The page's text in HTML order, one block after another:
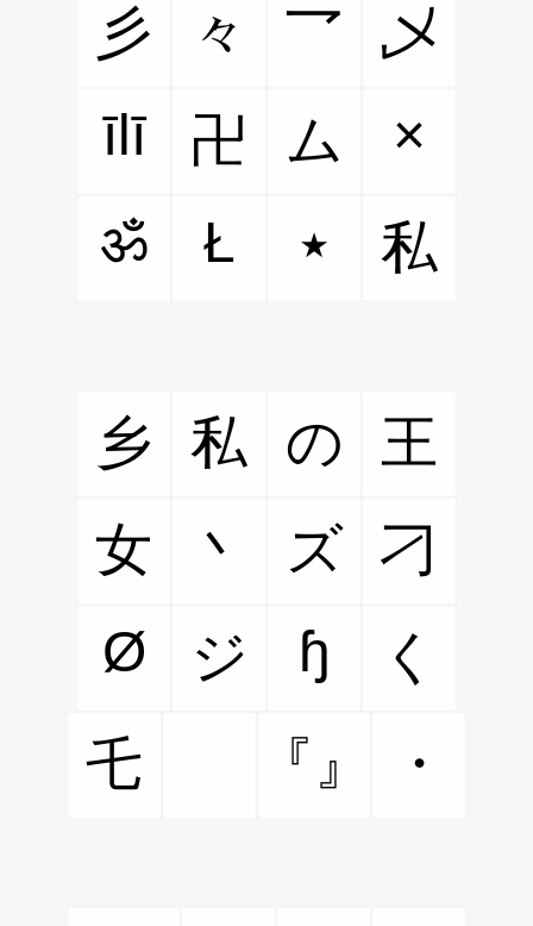
彡
々 乛
乄
īlī
卍 ム
×
ॐ
Ł ٭ 私
乡 私 の
王
女
丶 ズ 刁
Ø
ジ ɧ
く
乇
『』 ・